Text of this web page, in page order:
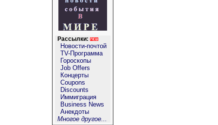
Рассылки:
Новости-почтой
TV-Программа
Гороскопы
Job Offers
Концерты
Coupons
Discounts
Иммиграция
Business News
Анекдоты
Многое другое...